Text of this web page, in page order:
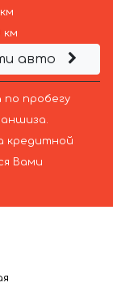
км
авто
пробегу
кредитной
Вами